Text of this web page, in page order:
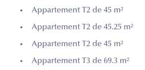
Appartement T2 de 45 m²
Appartement T2 de 45.25 m²
Appartement T2 de 45 m²
Appartement T3 de 69.3 m²